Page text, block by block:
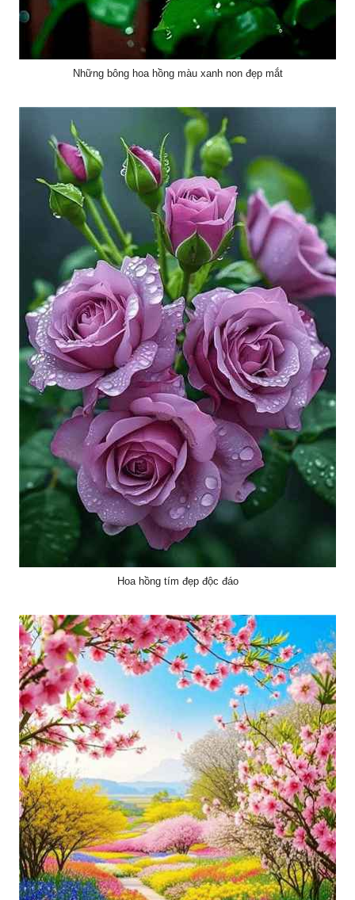
Những bông hoa hồng màu xanh non đẹp mắt
Hoa hồng tím đẹp độc đáo